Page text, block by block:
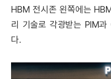
HBM 전시존 왼쪽에는
리 기술로 각광받는 PIM
다.